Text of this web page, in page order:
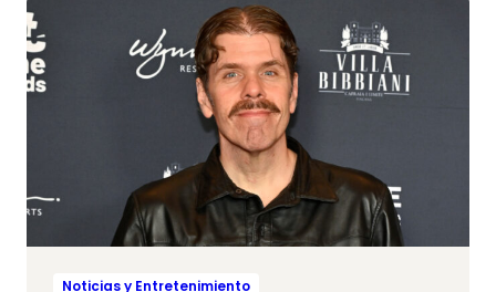
Noticias y Entretenimiento